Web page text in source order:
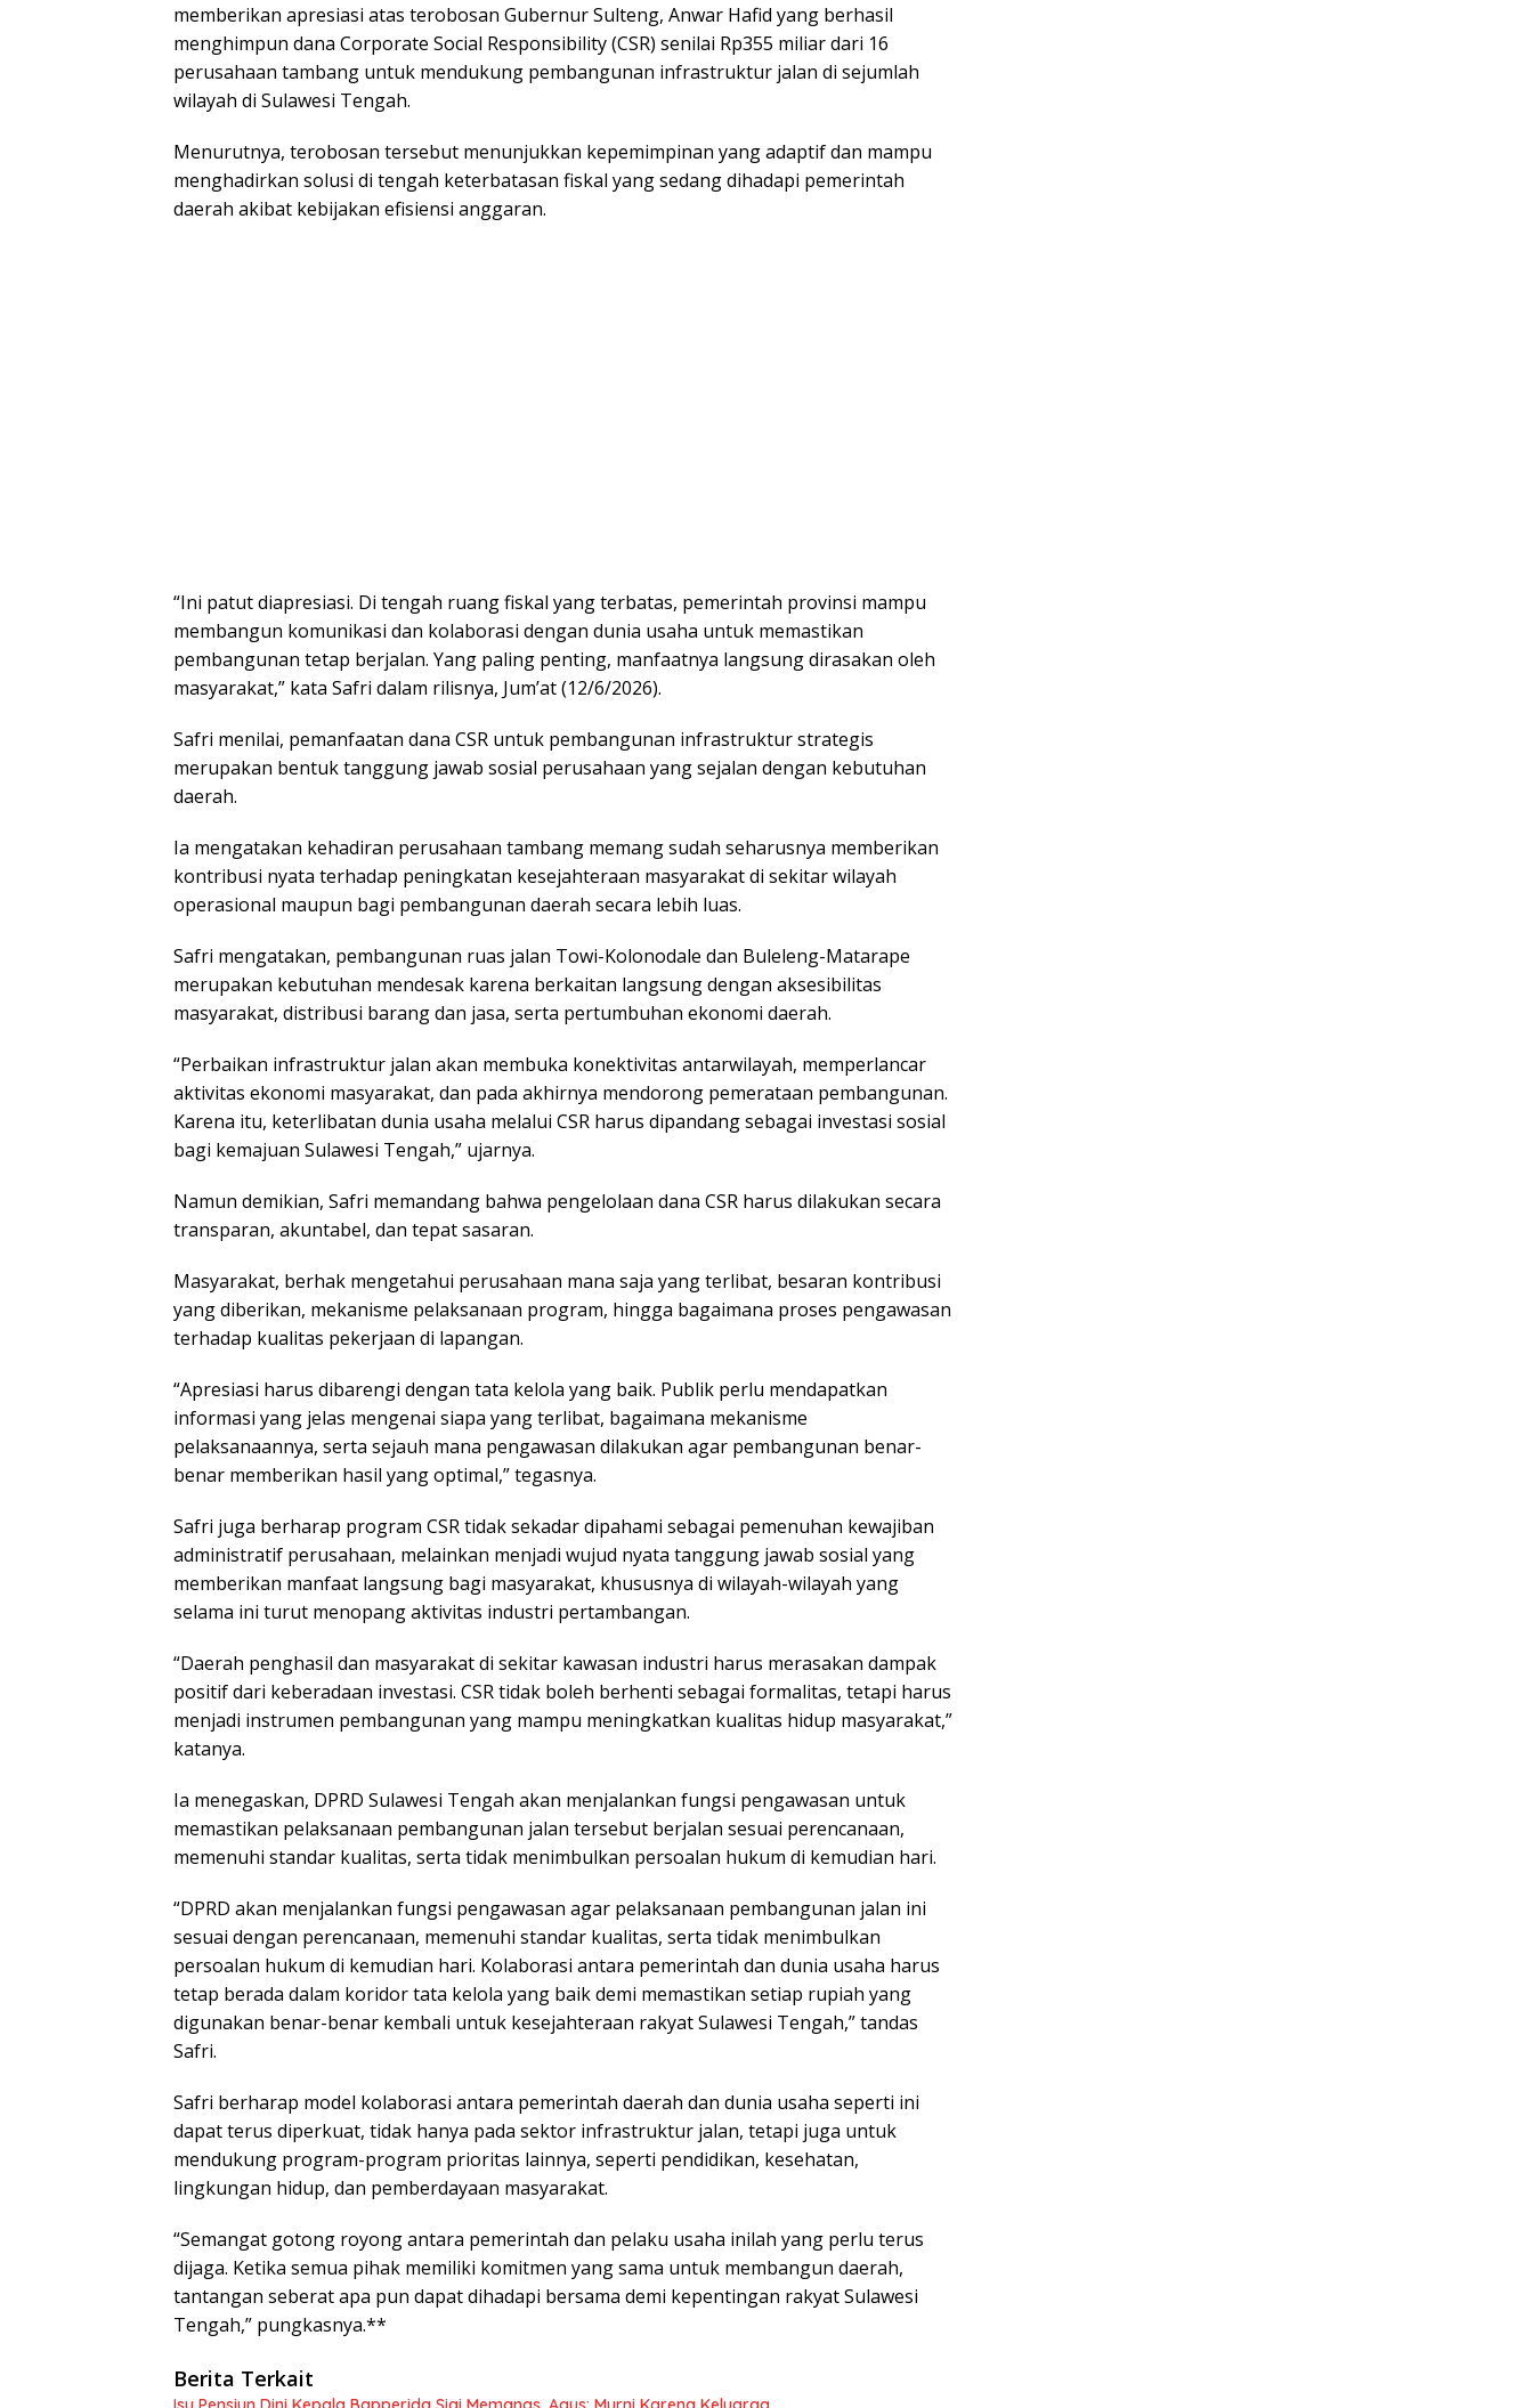
memberikan apresiasi atas terobosan Gubernur Sulteng, Anwar Hafid yang berhasil
menghimpun dana Corporate Social Responsibility (CSR) senilai Rp355 miliar dari 16
perusahaan tambang untuk mendukung pembangunan infrastruktur jalan di sejumlah
wilayah di Sulawesi Tengah.
Menurutnya, terobosan tersebut menunjukkan kepemimpinan yang adaptif dan mampu
menghadirkan solusi di tengah keterbatasan fiskal yang sedang dihadapi pemerintah
daerah akibat kebijakan efisiensi anggaran.
“Ini patut diapresiasi. Di tengah ruang fiskal yang terbatas, pemerintah provinsi mampu
membangun komunikasi dan kolaborasi dengan dunia usaha untuk memastikan
pembangunan tetap berjalan. Yang paling penting, manfaatnya langsung dirasakan oleh
masyarakat,” kata Safri dalam rilisnya, Jum’at (12/6/2026).
Safri menilai, pemanfaatan dana CSR untuk pembangunan infrastruktur strategis
merupakan bentuk tanggung jawab sosial perusahaan yang sejalan dengan kebutuhan
daerah.
Ia mengatakan kehadiran perusahaan tambang memang sudah seharusnya memberikan
kontribusi nyata terhadap peningkatan kesejahteraan masyarakat di sekitar wilayah
operasional maupun bagi pembangunan daerah secara lebih luas.
Safri mengatakan, pembangunan ruas jalan Towi-Kolonodale dan Buleleng-Matarape
merupakan kebutuhan mendesak karena berkaitan langsung dengan aksesibilitas
masyarakat, distribusi barang dan jasa, serta pertumbuhan ekonomi daerah.
“Perbaikan infrastruktur jalan akan membuka konektivitas antarwilayah, memperlancar
aktivitas ekonomi masyarakat, dan pada akhirnya mendorong pemerataan pembangunan.
Karena itu, keterlibatan dunia usaha melalui CSR harus dipandang sebagai investasi sosial
bagi kemajuan Sulawesi Tengah,” ujarnya.
Namun demikian, Safri memandang bahwa pengelolaan dana CSR harus dilakukan secara
transparan, akuntabel, dan tepat sasaran.
Masyarakat, berhak mengetahui perusahaan mana saja yang terlibat, besaran kontribusi
yang diberikan, mekanisme pelaksanaan program, hingga bagaimana proses pengawasan
terhadap kualitas pekerjaan di lapangan.
“Apresiasi harus dibarengi dengan tata kelola yang baik. Publik perlu mendapatkan
informasi yang jelas mengenai siapa yang terlibat, bagaimana mekanisme
pelaksanaannya, serta sejauh mana pengawasan dilakukan agar pembangunan benar-
benar memberikan hasil yang optimal,” tegasnya.
Safri juga berharap program CSR tidak sekadar dipahami sebagai pemenuhan kewajiban
administratif perusahaan, melainkan menjadi wujud nyata tanggung jawab sosial yang
memberikan manfaat langsung bagi masyarakat, khususnya di wilayah-wilayah yang
selama ini turut menopang aktivitas industri pertambangan.
“Daerah penghasil dan masyarakat di sekitar kawasan industri harus merasakan dampak
positif dari keberadaan investasi. CSR tidak boleh berhenti sebagai formalitas, tetapi harus
menjadi instrumen pembangunan yang mampu meningkatkan kualitas hidup masyarakat,”
katanya.
Ia menegaskan, DPRD Sulawesi Tengah akan menjalankan fungsi pengawasan untuk
memastikan pelaksanaan pembangunan jalan tersebut berjalan sesuai perencanaan,
memenuhi standar kualitas, serta tidak menimbulkan persoalan hukum di kemudian hari.
“DPRD akan menjalankan fungsi pengawasan agar pelaksanaan pembangunan jalan ini
sesuai dengan perencanaan, memenuhi standar kualitas, serta tidak menimbulkan
persoalan hukum di kemudian hari. Kolaborasi antara pemerintah dan dunia usaha harus
tetap berada dalam koridor tata kelola yang baik demi memastikan setiap rupiah yang
digunakan benar-benar kembali untuk kesejahteraan rakyat Sulawesi Tengah,” tandas
Safri.
Safri berharap model kolaborasi antara pemerintah daerah dan dunia usaha seperti ini
dapat terus diperkuat, tidak hanya pada sektor infrastruktur jalan, tetapi juga untuk
mendukung program-program prioritas lainnya, seperti pendidikan, kesehatan,
lingkungan hidup, dan pemberdayaan masyarakat.
“Semangat gotong royong antara pemerintah dan pelaku usaha inilah yang perlu terus
dijaga. Ketika semua pihak memiliki komitmen yang sama untuk membangun daerah,
tantangan seberat apa pun dapat dihadapi bersama demi kepentingan rakyat Sulawesi
Tengah,” pungkasnya.**
Berita Terkait